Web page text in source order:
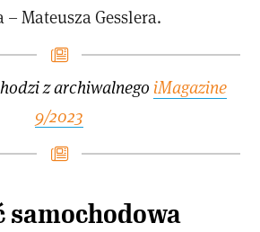
Mateusza Gesslera.
z archiwalnego iMagazine
9/2023
samochodowa